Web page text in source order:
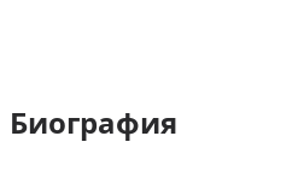
Биография